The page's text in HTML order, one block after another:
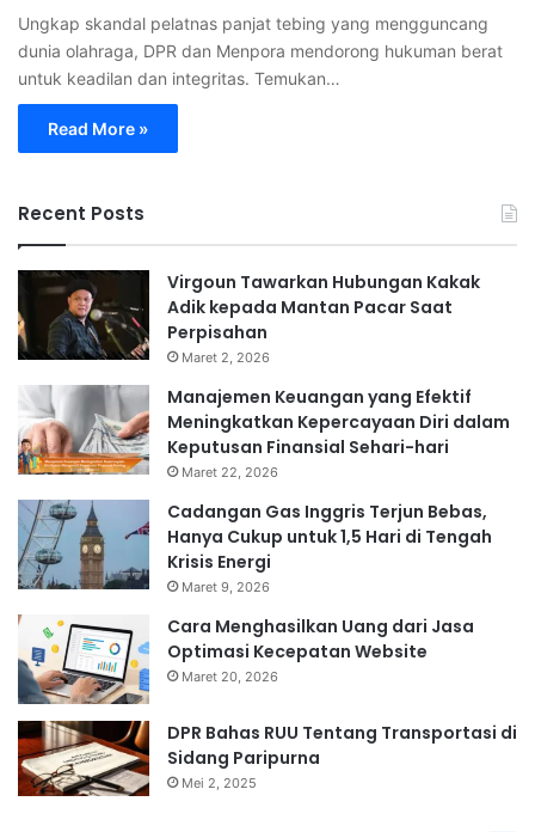
Ungkap skandal pelatnas panjat tebing yang mengguncang
dunia olahraga, DPR dan Menpora mendorong hukuman berat
untuk keadilan dan integritas. Temukan…
Read More »
Recent Posts
Virgoun Tawarkan Hubungan Kakak
Adik kepada Mantan Pacar Saat
Perpisahan
Maret 2, 2026
Manajemen Keuangan yang Efektif
Meningkatkan Kepercayaan Diri dalam
Keputusan Finansial Sehari-hari
Maret 22, 2026
Cadangan Gas Inggris Terjun Bebas,
Hanya Cukup untuk 1,5 Hari di Tengah
Krisis Energi
Maret 9, 2026
Cara Menghasilkan Uang dari Jasa
Optimasi Kecepatan Website
Maret 20, 2026
DPR Bahas RUU Tentang Transportasi di
Sidang Paripurna
Mei 2, 2025